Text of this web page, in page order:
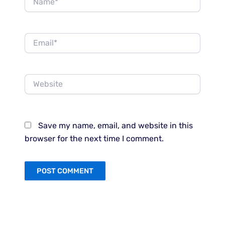
Email*
Website
Save my name, email, and website in this
browser for the next time I comment.